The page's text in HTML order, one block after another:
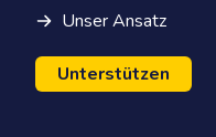
Unser Ansatz
Unterstützen